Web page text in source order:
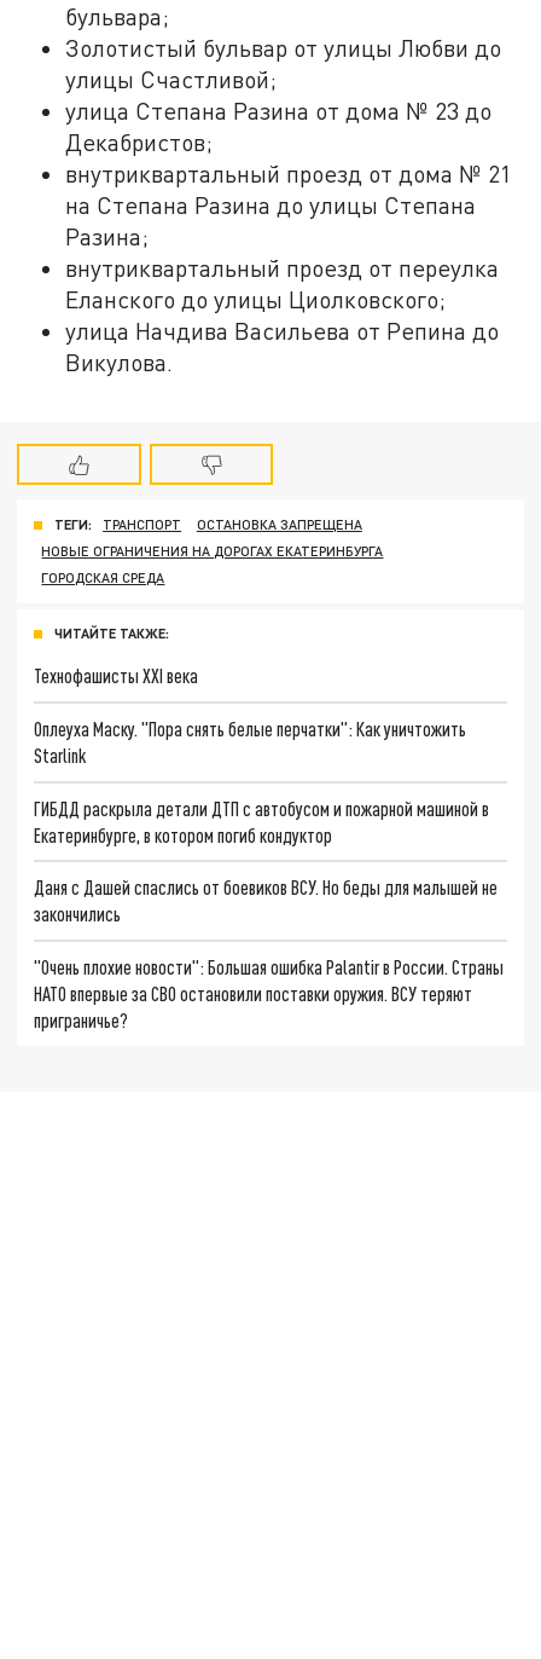
бульвара;
Золотистый бульвар от улицы Любви до
улицы Счастливой;
улица Степана Разина от дома № 23 до
Декабристов;
внутриквартальный проезд от дома № 21
на Степана Разина до улицы Степана
Разина;
внутриквартальный проезд от переулка
Еланского до улицы Циолковского;
улица Начдива Васильева от Репина до
Викулова.
ТЕГИ: ТРАНСПОРТ
ОСТАНОВКА ЗАПРЕЩЕНА
НОВЫЕ ОГРАНИЧЕНИЯ НА ДОРОГАХ ЕКАТЕРИНБУРГА
ГОРОДСКАЯ СРЕДА
ЧИТАЙТЕ ТАКЖЕ:
Технофашисты XXI века
Оплеуха Маску. "Пора снять белые перчатки": Как уничтожить
Starlink
ГИБДД раскрыла детали ДТП с автобусом и пожарной машиной в
Екатеринбурге, в котором погиб кондуктор
Даня с Дашей спаслись от боевиков ВСУ. Но беды для малышей не
закончились
"Очень плохие новости": Большая ошибка Palantir в России. Страны
НАТО впервые за СВО остановили поставки оружия. ВСУ теряют
приграничье?